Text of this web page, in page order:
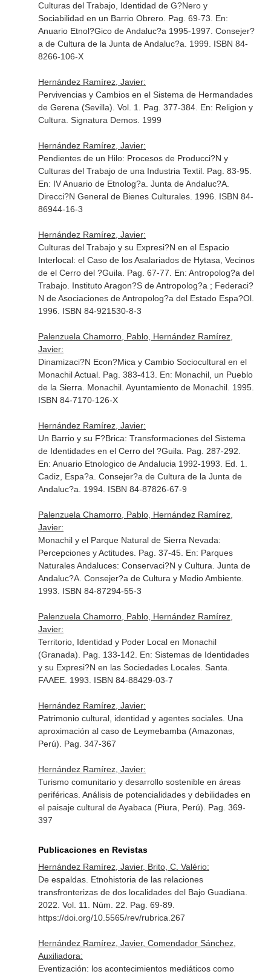
Culturas del Trabajo, Identidad de G?Nero y
Sociabilidad en un Barrio Obrero. Pag. 69-73. En:
Anuario Etnol?Gico de Andaluc?a 1995-1997 . Consejer?
a de Cultura de la Junta de Andaluc?a. 1999. ISBN 84-
8266-106-X
Hernández Ramírez, Javier:
Pervivencias y Cambios en el Sistema de Hermandades
de Gerena (Sevilla). Vol. 1. Pag. 377-384. En: Religion y
Cultura . Signatura Demos. 1999
Hernández Ramírez, Javier:
Pendientes de un Hilo: Procesos de Producci?N y
Culturas del Trabajo de una Industria Textil. Pag. 83-95.
En: IV Anuario de Etnolog?a . Junta de Andaluc?A.
Direcci?N General de Bienes Culturales. 1996. ISBN 84-
86944-16-3
Hernández Ramírez, Javier:
Culturas del Trabajo y su Expresi?N en el Espacio
Interlocal: el Caso de los Asalariados de Hytasa, Vecinos
de el Cerro del ?Guila. Pag. 67-77. En: Antropolog?a del
Trabajo. Instituto Aragon?S de Antropolog?a ; Federaci?
N de Asociaciones de Antropolog?a del Estado Espa?Ol.
1996. ISBN 84-921530-8-3
Palenzuela Chamorro, Pablo, Hernández Ramírez,
Javier:
Dinamizaci?N Econ?Mica y Cambio Sociocultural en el
Monachil Actual. Pag. 383-413. En: Monachil, un Pueblo
de la Sierra . Monachil. Ayuntamiento de Monachil. 1995.
ISBN 84-7170-126-X
Hernández Ramírez, Javier:
Un Barrio y su F?Brica: Transformaciones del Sistema
de Identidades en el Cerro del ?Guila. Pag. 287-292.
En: Anuario Etnologico de Andalucia 1992-1993 . Ed. 1.
Cadiz, Espa?a. Consejer?a de Cultura de la Junta de
Andaluc?a. 1994. ISBN 84-87826-67-9
Palenzuela Chamorro, Pablo, Hernández Ramírez,
Javier:
Monachil y el Parque Natural de Sierra Nevada:
Percepciones y Actitudes. Pag. 37-45. En: Parques
Naturales Andaluces: Conservaci?N y Cultura . Junta de
Andaluc?A. Consejer?a de Cultura y Medio Ambiente.
1993. ISBN 84-87294-55-3
Palenzuela Chamorro, Pablo, Hernández Ramírez,
Javier:
Territorio, Identidad y Poder Local en Monachil
(Granada). Pag. 133-142. En: Sistemas de Identidades
y su Expresi?N en las Sociedades Locales. Santa.
FAAEE. 1993. ISBN 84-88429-03-7
Hernández Ramírez, Javier:
Patrimonio cultural, identidad y agentes sociales. Una
aproximación al caso de Leymebamba (Amazonas,
Perú). Pag. 347-367
Hernández Ramírez, Javier:
Turismo comunitario y desarrollo sostenible en áreas
periféricas. Análisis de potencialidades y debilidades en
el paisaje cultural de Ayabaca (Piura, Perú). Pag. 369-
397
Publicaciones en Revistas
Hernández Ramírez, Javier, Brito, C. Valério:
De espaldas. Etnohistoria de las relaciones
transfronterizas de dos localidades del Bajo Guadiana.
2022. Vol. 11. Núm. 22. Pag. 69-89.
https://doi.org/10.5565/rev/rubrica.267
Hernández Ramírez, Javier, Comendador Sánchez,
Auxiliadora:
Eventización: los acontecimientos mediáticos como